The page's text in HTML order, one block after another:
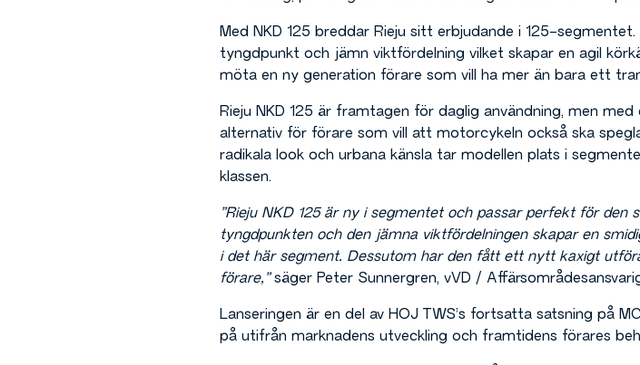
Med NKD 125 breddar Rieju sitt erbjudande i 125-
tyngdpunkt och jämn viktfördelning vilket skapar en agil
möta en ny generation förare som vill ha mer än bara ett
Rieju NKD 125 är framtagen för daglig användning, men
alternativ för förare som vill att motorcykeln också ska
radikala look och urbana känsla tar modellen plats i
klassen.
”Rieju NKD 125 är ny i segmentet och passar perfekt för den
tyngdpunkten och den jämna viktfördelningen skapar en
i det här segment. Dessutom har den fått ett nytt kaxigt
förare,”säger Peter Sunnergren, vVD /
Lanseringen är en del av HOJ TWS’s fortsatta satsning på
på utifrån marknadens utveckling och framtidens förares